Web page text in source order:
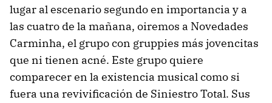
lugar al escenario segundo en importancia y a
las cuatro de la mañana, oiremos a Novedades
Carminha, el grupo con gruppies más jovencitas
que ni tienen acné. Este grupo quiere
comparecer en la existencia musical como si
fuera una revivificación de Siniestro Total. Sus